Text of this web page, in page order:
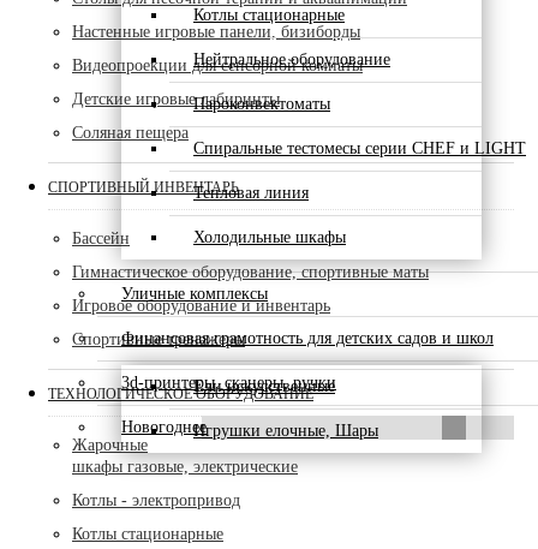
Котлы стационарные
Нейтральное оборудование
Пароконвектоматы
Спиральные тестомесы серии CHEF и LIGHT
Тепловая линия
Холодильные шкафы
Уличные комплексы
Финансовая грамотность для детских садов и школ
3d-принтеры, сканеры, ручки
Новогоднее
Ели искусственные
Игрушки елочные, Шары
Настенные игровые панели, бизиборды
Видеопроекции для сенсорной комнаты
Детские игровые лабиринты
Соляная пещера
СПОРТИВНЫЙ ИНВЕНТАРЬ
Бассейн
Гимнастическое оборудование, спортивные маты
Игровое оборудование и инвентарь
Спортивные тренажеры
ТЕХНОЛОГИЧЕСКОЕ ОБОРУДОВАНИЕ
Жарочные
шкафы газовые, электрические
Котлы - электропривод
Котлы стационарные